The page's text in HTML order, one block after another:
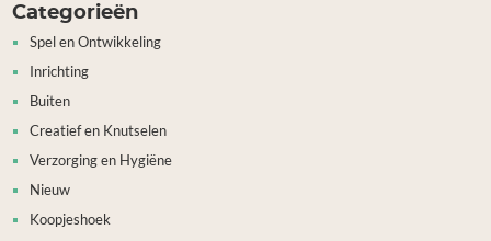
Categorieën
Spel en Ontwikkeling
Inrichting
Buiten
Creatief en Knutselen
Verzorging en Hygiëne
Nieuw
Koopjeshoek